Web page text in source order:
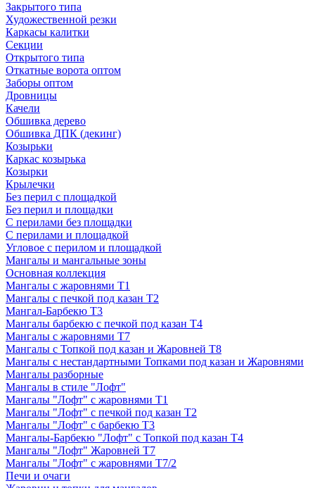
Закрытого типа
Художественной резки
Каркасы калитки
Секции
Открытого типа
Откатные ворота оптом
Заборы оптом
Дровницы
Качели
Обшивка дерево
Обшивка ДПК (декинг)
Козырьки
Каркас козырька
Козырки
Крылечки
Без перил с площадкой
Без перил и площадки
С перилами без площадки
С перилами и площадкой
Угловое с перилом и площадкой
Мангалы и мангальные зоны
Основная коллекция
Мангалы с жаровнями Т1
Мангалы с печкой под казан Т2
Мангал-Барбекю Т3
Мангалы барбекю с печкой под казан Т4
Мангалы с жаровнями Т7
Мангалы с Топкой под казан и Жаровней Т8
Мангалы с нестандартными Топками под казан и Жаровнями
Мангалы разборные
Мангалы в стиле "Лофт"
Мангалы "Лофт" с жаровнями Т1
Мангалы "Лофт" с печкой под казан Т2
Мангалы "Лофт" с барбекю Т3
Мангалы-Барбекю "Лофт" с Топкой под казан Т4
Мангалы "Лофт" Жаровней Т7
Мангалы "Лофт" с жаровнями Т7/2
Печи и очаги